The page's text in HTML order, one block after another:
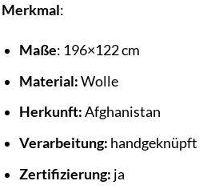
Merkmal:
Maße: 196×122 cm
Material:Wolle
Herkunft:Afghanistan
Verarbeitung: handgeknüpft
Zertifizierung: ja